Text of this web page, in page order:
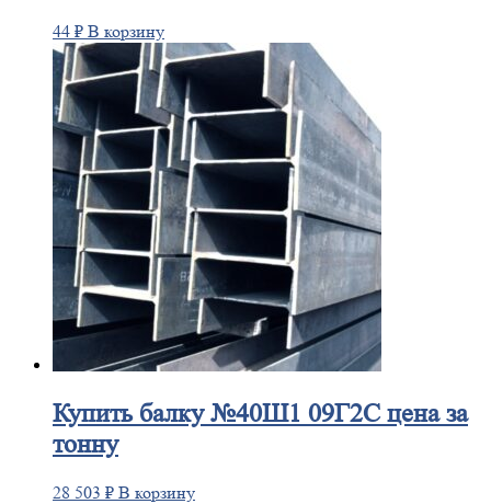
44 ₽ В корзину
Купитьбалку №40Ш1 09Г2С цена за
тонну
28 503 ₽ В корзину